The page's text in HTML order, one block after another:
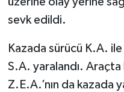
sevk edildi.
Kazada sürücü K.A.
S.A. yaralandı.
Z.E.A.’nın da kazada